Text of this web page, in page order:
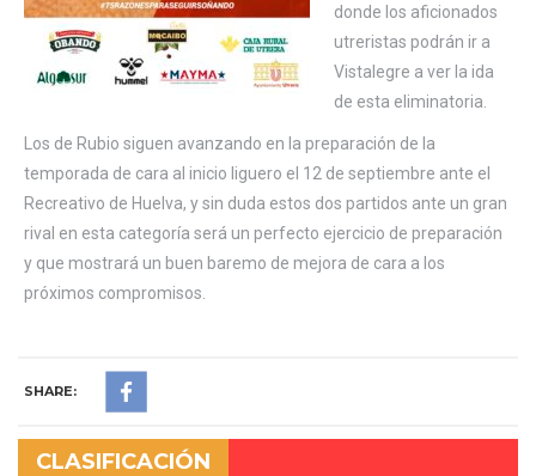
donde los aficionados
utreristas podrán ir a
Vistalegre a ver la ida
de esta eliminatoria.
Los de Rubio siguen avanzando en la preparación de la
temporada de cara al inicio liguero el 12 de septiembre ante el
Recreativo de Huelva, y sin duda estos dos partidos ante un gran
rival en esta categoría será un perfecto ejercicio de preparación
y que mostrará un buen baremo de mejora de cara a los
próximos compromisos.
SHARE:
CLASIFICACIÓN